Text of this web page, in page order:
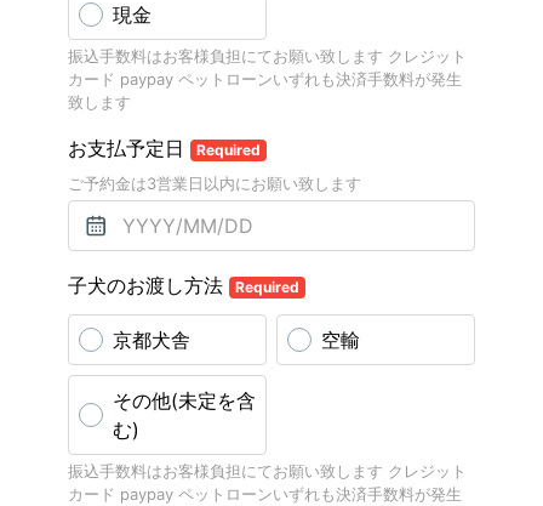
現金
振込手数料はお客様負担にてお願い致します クレジット
カード paypay ペットローンいずれも決済手数料が発生
致します
お支払予定日 Required
ご予約金は3営業日以内にお願い致します
子犬のお渡し方法 Required
京都犬舎 空輸
その他(未定を含
む)
振込手数料はお客様負担にてお願い致します クレジット
カード paypay ペットローンいずれも決済手数料が発生